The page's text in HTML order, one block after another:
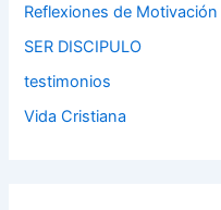
Reflexiones de Motivación
SER DISCIPULO
testimonios
Vida Cristiana